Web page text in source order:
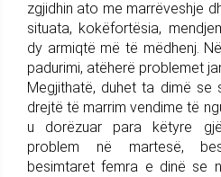
zgjidhin ato me marrëveshje
situata, kokëfortësia,
dy armiqtë më të mëdhenj.
padurimi, atëherë problemet
Megjithatë, duhet ta dimë se
drejtë të marrim vendime të
u dorëzuar para këtyre
problem në martesë,
besimtaret femra e dinë se